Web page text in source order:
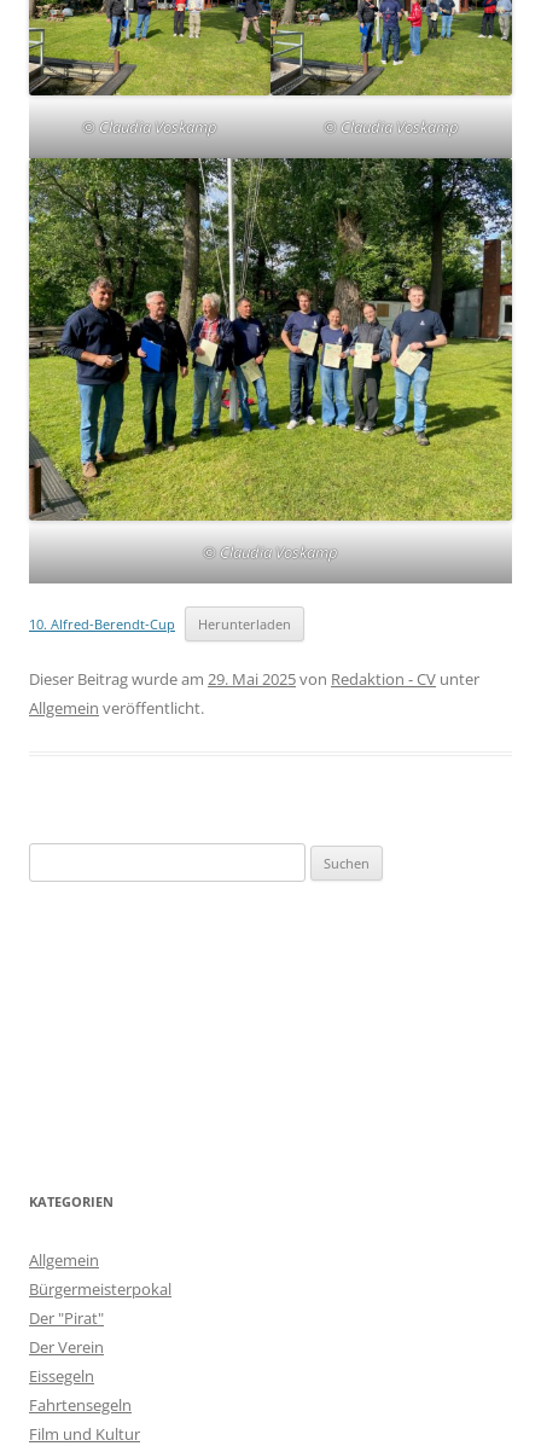
© Claudia Voskamp © Claudia Voskamp
© Claudia Voskamp
10. Alfred-Berendt-Cup Herunterladen
Dieser Beitrag wurde am 29. Mai 2025von Redaktion - CV unter
Allgemein veröffentlicht.
nach:
KATEGORIEN
Allgemein
Bürgermeisterpokal
Der "Pirat"
Der Verein
Eissegeln
Fahrtensegeln
Film und Kultur